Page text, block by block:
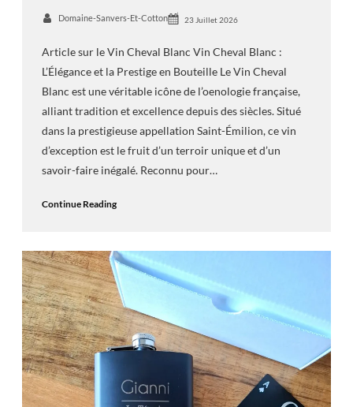
Domaine-Sanvers-Et-Cotton 23 Juillet 2026
Article sur le Vin Cheval Blanc Vin Cheval Blanc :
L’Élégance et la Prestige en Bouteille Le Vin Cheval
Blanc est une véritable icône de l’oenologie française,
alliant tradition et excellence depuis des siècles. Situé
dans la prestigieuse appellation Saint-Émilion, ce vin
d’exception est le fruit d’un terroir unique et d’un
savoir-faire inégalé. Reconnu pour…
Continue Reading